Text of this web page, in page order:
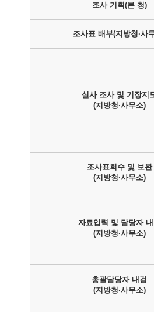
조사 기획(본 청)
조사표 배부(지방청·사
실사 조사 및 기장지
(지방청·사무소)
조사표회수 및 보완
(지방청·사무소)
자료입력 및 담당자
(지방청·사무소)
총괄담당자 내검
(지방청·사무소)